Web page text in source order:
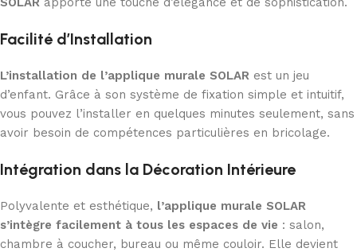
Facilité d’Installation
L’installation de l’applique murale SOLAR est un jeu
d’enfant. Grâce à son système de fixation simple et intuitif,
vous pouvez l’installer en quelques minutes seulement, sans
avoir besoin de compétences particulières en bricolage.
Intégration dans la Décoration Intérieure
Polyvalente et esthétique, l’applique murale SOLAR
s’intègre facilement à tous les espaces de vie : salon,
chambre à coucher, bureau ou même couloir. Elle devient